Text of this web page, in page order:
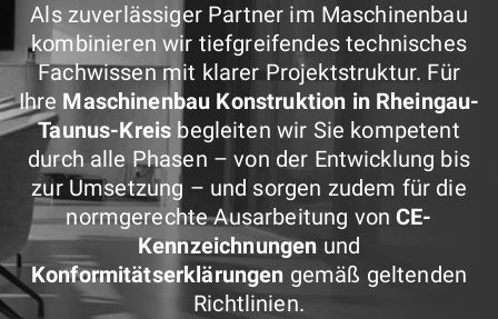
Als zuverlässiger Partner im Maschinenbau
kombinieren wir tiefgreifendes technisches
Fachwissen mit klarer Projektstruktur. Für
Ihre Maschinenbau Konstruktion in Rheingau-
Taunus-Kreis begleiten wir Sie kompetent
durch alle Phasen – von der Entwicklung bis
zur Umsetzung – und sorgen zudem für die
normgerechte Ausarbeitung vonCE-
Kennzeichnungen und
Konformitätserklärungen gemäß geltenden
Richtlinien.